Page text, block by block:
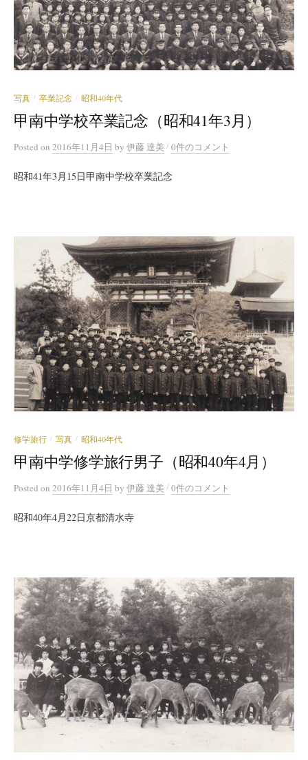
写真 / 卒業記念 / 昭和40年代
甲南中学校卒業記念（昭和41年3月）
Posted on 2016年11月4日 by 伊藤 達美 /0件のコメント
昭和41年3月15日甲南中学校卒業記念
修学旅行 / 写真 / 昭和40年代
甲南中学修学旅行男子（昭和40年4月）
Posted on 2016年11月4日 by 伊藤 達美 /0件のコメント
昭和40年4月22日京都清水寺